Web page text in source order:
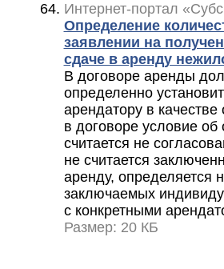
Интернет-портал
Определение
заявлении на
сдаче в аренду
В договоре аренды
определенно
арендатору в
в договоре условие
считается не
не считается
аренду, определяется
заключаемых
с конкретными
Размер: 20 КБ